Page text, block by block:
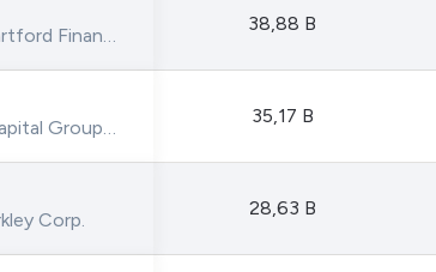
KNRI11
KNCR11
XINA11
Ver todos
The Hartford Financial Services Group Inc.
38,88 B
Arch Capital Group Ltd.
35,17 B
Corp.
28,63 B